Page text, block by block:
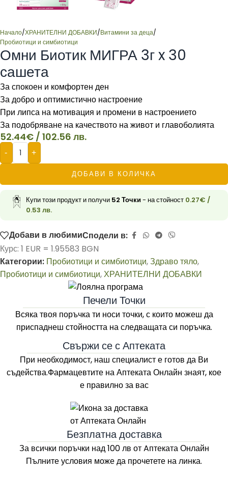
Начало/ХРАНИТЕЛНИ ДОБАВКИ/Витамини за деца/
Пробиотици и симбиотици
Омни Биотик МИГРА 3г x 30
сашета
За спокоен и комфортен ден
За добро и оптимистично настроение
При липса на мотивация и промени в настроението
За подобряване на качеството на живот и главоболията
52.44€ / 102.56 лв.
- +
ДОБАВИ В КОЛИЧКА
Купи този продукт и получи 52 Точки- на стойност 0.27€ /
0.53 лв.
Добави в любимиСподели в:
Курс: 1 EUR = 1.95583 BGN
Категории: Пробиотици и симбиотици,Здраво тяло,
Пробиотици и симбиотици,ХРАНИТЕЛНИ ДОБАВКИ
Печели Точки
Всяка твоя поръчка ти носи точки, с които можеш да
приспаднеш стойността на следващата си поръчка.
Свържи се с Аптеката
При необходимост, наш специалист е готов да Ви
съдейства.Фармацевтите наАптеката Онлайн знаят, кое
е правилно за вас
Безплатна доставка
За всички поръчки над 100 лв от Aптеката Онлайн
Пълните условия може да прочетете на линка.